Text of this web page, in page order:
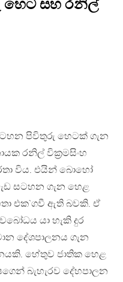
සහ රනිල්
පිවිතුරු හෙටක් ගැන
රනිල් වික‍්‍රමසිංහ
විය. එයින් බොහෝ
සටහන ගැන හෙළ
එක`ගවී ඇති බවකි. ඒ
යා හැකි දුර
දේශපාලනය ගැන
හේතුව ජාතික හෙළ
බැහැරව දේහපාලන